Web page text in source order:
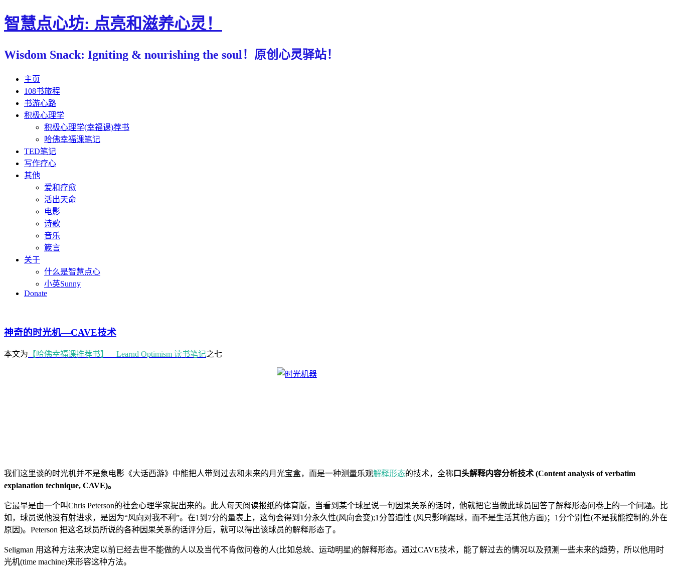
智慧点心坊: 点亮和滋养心灵！
Wisdom Snack: Igniting & nourishing the soul！原创心灵驿站！
主页
108书旅程
书游心路
积极心理学
积极心理学(幸福课)荐书
哈佛幸福课笔记
TED笔记
写作疗心
其他
爱和疗愈
活出天命
电影
诗歌
音乐
箴言
关于
什么是智慧点心
小英Sunny
Donate
神奇的时光机—CAVE技术
本文为 【哈佛幸福课推荐书】—Learnd Optimism 读书笔记之七
我们这里谈的时光机并不是象电影《大话西游》中能把人带到过去和未来的月光宝盒，而是一种测量乐观解释形态的技术，全称 口头解释内容分析技术 (Content analysis of verbatim
explanation technique, CAVE)。
它最早是由一个叫Chris Peterson的社会心理学家提出来的。此人每天阅读报纸的体育版，当看到某个球星说一句因果关系的话时，他就把它当做此球员回答了解释形态问卷上的一个问题。比
如，球员说他没有射进求，是因为“风向对我不利”。在1到7分的量表上，这句会得到1分永久性(风向会变);1分普遍性 (风只影响踢球，而不是生活其他方面)；1分个别性(不是我能控制的,外在
原因)。Peterson 把这名球员所说的各种因果关系的话评分后，就可以得出该球员的解释形态了。
Seligman 用这种方法来决定以前已经去世不能做的人以及当代不肯做问卷的人(比如总统、运动明星)的解释形态。通过CAVE技术，能了解过去的情况以及预测一些未来的趋势，所以他用时
光机(time machine)来形容这种方法。